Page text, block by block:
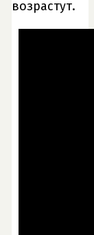
возрастут.